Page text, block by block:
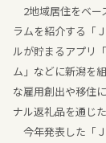
2地域居住をベー
ラムを紹介する「
ルが貯まるアプリ
ム」などに新潟を
な雇用創出や移住
ナル返礼品を通じ
今年発表した「